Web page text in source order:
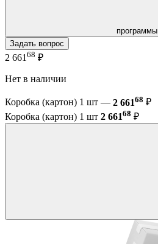
программы
Задать вопрос
2 661 68 ₽
Нет в наличии
Коробка (картон) 1 шт — 2 66168 ₽
Коробка (картон) 1 шт 2 66168 ₽